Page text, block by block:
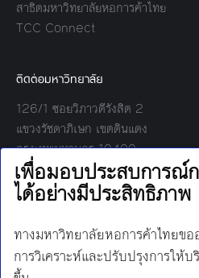
สาธิตมหาวิทยาลัยหอการค้าไทย
TCC Connect
ติดต่อมหาวิทยาลัย
126/1 ซอยวิภาวดีรังสิต 2
แขวงรัชดาภิเษก เขตดินแดง
กรุงเทพมหานคร 10400
โทร:
02-697-6000
เวลาทำการ:
8.30 - 17.00